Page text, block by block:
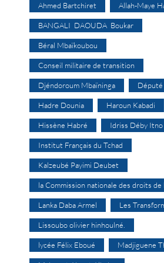
Ahmed Bartchiret Allah-Maye
BANGALI DAOUDA Boukar
Béral Mbaïkoubou
Conseil militaire de transition
Djéndoroum Mbaïninga Député
Hadre Dounia Haroun Kabadi
Hissène Habré Idriss Déby Itno
Institut Français du Tchad
Kalzeubé Payimi Deubet
la Commission nationale des droits de
Lanka Daba Armel Les
Lissoubo olivier hinhoulné.
lycée Félix Eboué Madjiguene